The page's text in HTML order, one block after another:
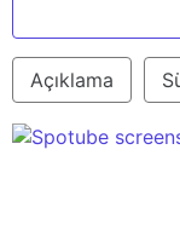
Açıklama